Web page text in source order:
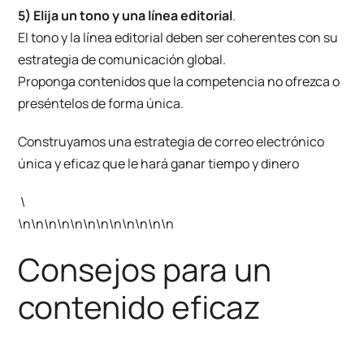
5) Elija un tono y una línea editorial.
El tono y la línea editorial deben ser coherentes con su
estrategia de comunicación global.
Proponga contenidos que la competencia no ofrezca o
preséntelos de forma única.
Construyamos una estrategia de correo electrónico
única y eficaz que le hará ganar tiempo y dinero
\
\n\n\n\n\n\n\n\n\n\n\n\n
Consejos para un
contenido eficaz